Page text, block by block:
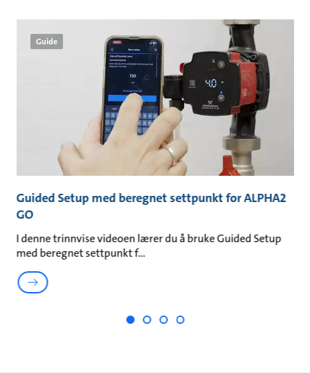
Guide
Guided Setup med beregnet settpunkt for ALPHA2
GO
I denne trinnvise videoen lærer du å bruke Guided Setup
med beregnet settpunkt f